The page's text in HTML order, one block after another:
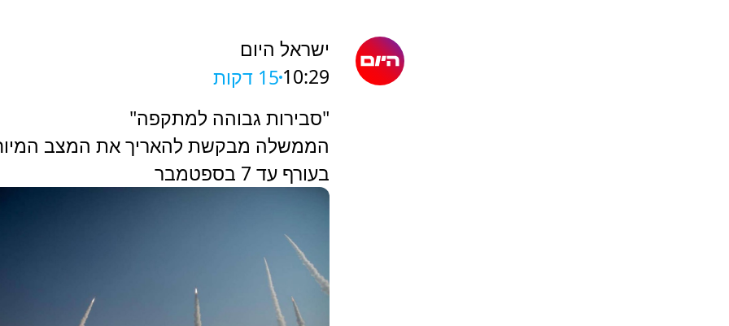
ישראל היום
10:29 15 דקות
"סבירות גבוהה למתקפה"
הממשלה מבקשת להאריך את המצב
בעורף עד 7 בספטמבר